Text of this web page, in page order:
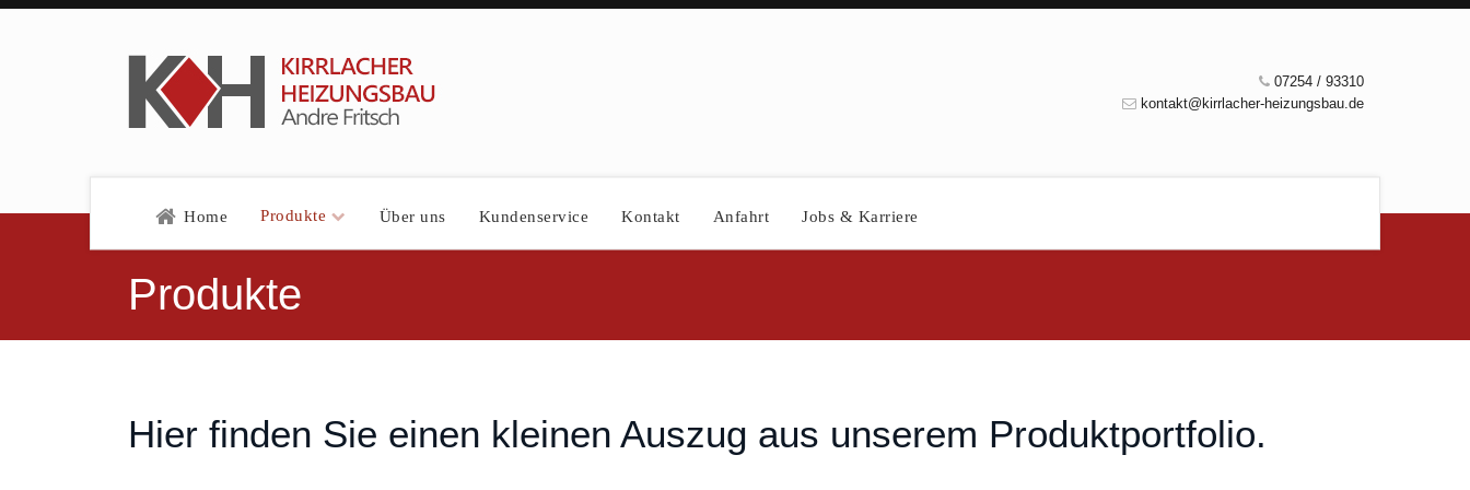
07254 / 93310
kontakt@kirrlacher-heizungsbau.de
Home Produkte Über uns Kundenservice Kontakt Anfahrt Jobs & Karriere
Produkte
Hier finden Sie einen kleinen Auszug aus unserem Produktportfolio.